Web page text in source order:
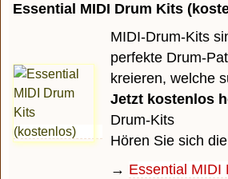
Essential MIDI Drum Kits
MIDI-Drum-Kits
perfekte Drum-
kreieren, welche
Jetzt kostenlos
Drum-Kits
Hören Sie sich
→ Essential MIDI